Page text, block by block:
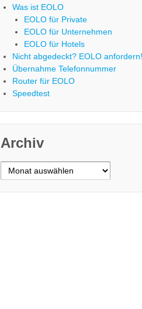
Was ist EOLO
EOLO für Private
EOLO für Unternehmen
EOLO für Hotels
Nicht abgedeckt? EOLO anfordern!
Übernahme Telefonnummer
Router für EOLO
Speedtest
Archiv
Archiv